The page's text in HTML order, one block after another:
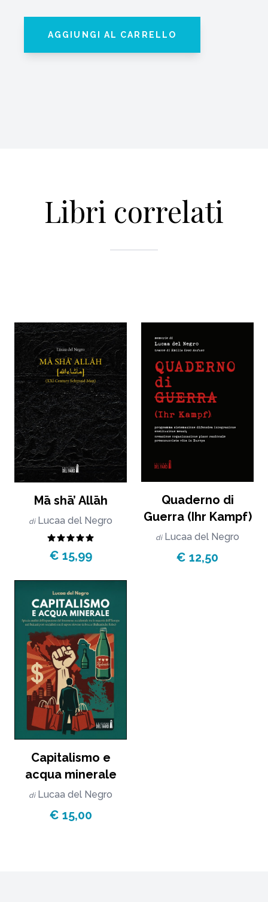
AGGIUNGI AL CARRELLO
Libri correlati
Mā shā’ Allāh
di Lucaa del Negro
€ 15,99
Quaderno di
Guerra (Ihr Kampf)
di Lucaa del Negro
€ 12,50
Capitalismo e
acqua minerale
di Lucaa del Negro
€ 15,00